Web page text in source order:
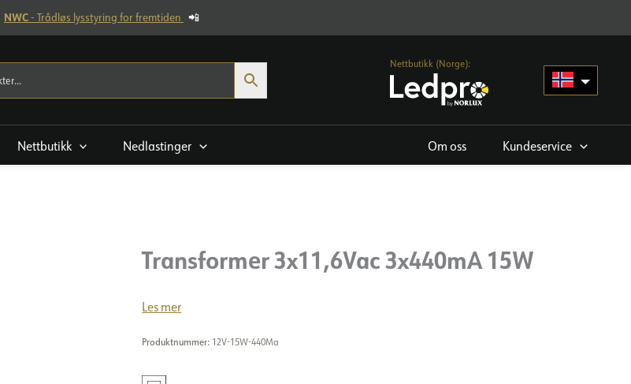
NWC- Trådløs lysstyring for fremtiden 📲
Nettbutikk (Norge):
Nettbutikk Nedlastinger Om oss Kundeservice
Transformer 3x11,6Vac 3x440mA 15W
Les mer
Produktnummer: 12V-15W-440Ma